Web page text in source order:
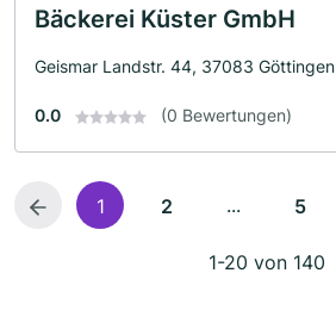
Bäckerei Küster GmbH
Geismar Landstr. 44, 37083 Göttingen
0.0 (0 Bewertungen)
1 2 ... 5
1-20 von 140